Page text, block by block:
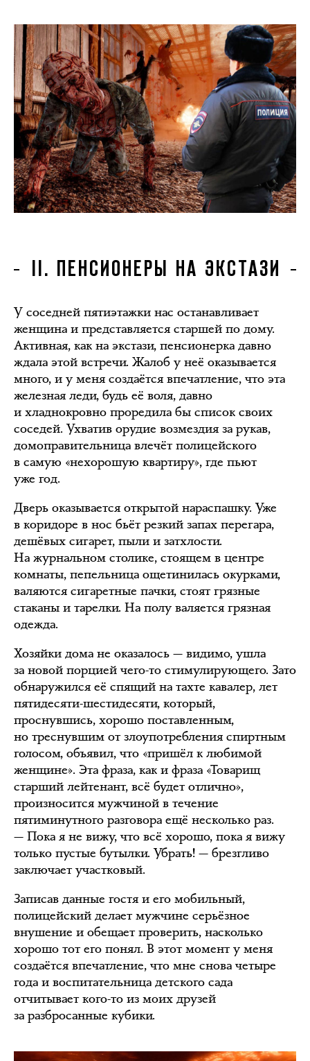
II. ПЕНСИОНЕРЫ НА ЭКСТАЗИ
У соседней пятиэтажки нас останавливает
женщина и представляется старшей по дому.
Активная, как на экстази, пенсионерка давно
ждала этой встречи. Жалоб у неё оказывается
много, и у меня создаётся впечатление, что эта
железная леди, будь её воля, давно
и хладнокровно проредила бы список своих
соседей. Ухватив орудие возмездия за рукав,
домоправительница влечёт полицейского
в самую «нехорошую квартиру», где пьют
уже год.
Дверь оказывается открытой нараспашку. Уже
в коридоре в нос бьёт резкий запах перегара,
дешёвых сигарет, пыли и затхлости.
На журнальном столике, стоящем в центре
комнаты, пепельница ощетинилась окурками,
валяются сигаретные пачки, стоят грязные
стаканы и тарелки. На полу валяется грязная
одежда.
Хозяйки дома не оказалось — видимо, ушла
за новой порцией чего-то стимулирующего. Зато
обнаружился её спящий на тахте кавалер, лет
пятидесяти-шестидесяти, который,
проснувшись, хорошо поставленным,
но треснувшим от злоупотребления спиртным
голосом, объявил, что «пришёл к любимой
женщине». Эта фраза, как и фраза «Товарищ
старший лейтенант, всё будет отлично»,
произносится мужчиной в течение
пятиминутного разговора ещё несколько раз.
— Пока я не вижу, что всё хорошо, пока я вижу
только пустые бутылки. Убрать! — брезгливо
заключает участковый.
Записав данные гостя и его мобильный,
полицейский делает мужчине серьёзное
внушение и обещает проверить, насколько
хорошо тот его понял. В этот момент у меня
создаётся впечатление, что мне снова четыре
года и воспитательница детского сада
отчитывает кого-то из моих друзей
за разбросанные кубики.